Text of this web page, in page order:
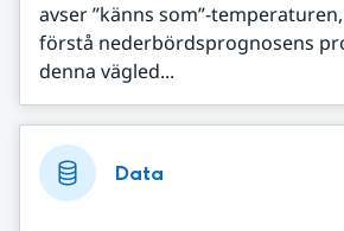
avser ”känns som”-
förstå nederbördsprognosens
denna vägled...
Data